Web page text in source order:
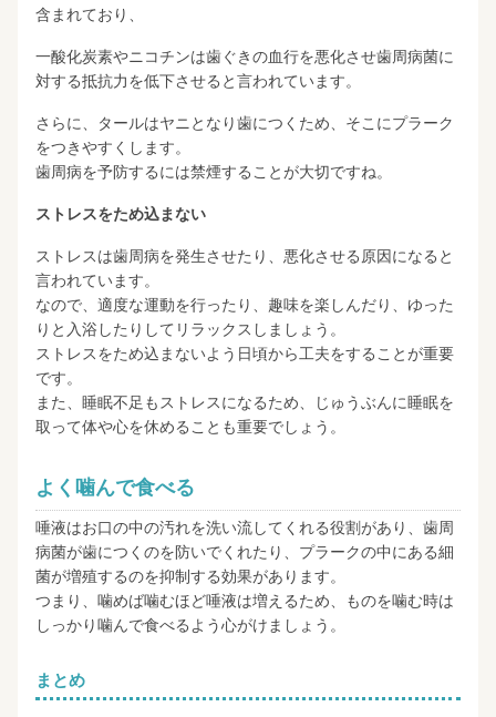
含まれており、
一酸化炭素やニコチンは歯ぐきの血行を悪化させ歯周病菌に
対する抵抗力を低下させると言われています。
さらに、タールはヤニとなり歯につくため、そこにプラーク
をつきやすくします。
歯周病を予防するには禁煙することが大切ですね。
ストレスをため込まない
ストレスは歯周病を発生させたり、悪化させる原因になると
言われています。
なので、適度な運動を行ったり、趣味を楽しんだり、ゆった
りと入浴したりしてリラックスしましょう。
ストレスをため込まないよう日頃から工夫をすることが重要
です。
また、睡眠不足もストレスになるため、じゅうぶんに睡眠を
取って体や心を休めることも重要でしょう。
よく噛んで食べる
唾液はお口の中の汚れを洗い流してくれる役割があり、歯周
病菌が歯につくのを防いでくれたり、プラークの中にある細
菌が増殖するのを抑制する効果があります。
つまり、噛めば噛むほど唾液は増えるため、ものを噛む時は
しっかり噛んで食べるよう心がけましょう。
まとめ